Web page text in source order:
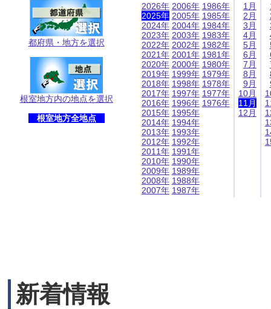
都府県・地方を選択
根室地方内の地点を選択
根室地方全地点
2026年
2025年
2024年
2023年
2022年
2021年
2020年
2019年
2018年
2017年
2016年
2015年
2014年
2013年
2012年
2011年
2010年
2009年
2008年
2007年
2006年
2005年
2004年
2003年
2002年
2001年
2000年
1999年
1998年
1997年
1996年
1995年
1994年
1993年
1992年
1991年
1990年
1989年
1988年
1987年
1986年
1985年
1984年
1983年
1982年
1981年
1980年
1979年
1978年
1977年
1976年
1月
2月
3月
4月
5月
6月
7月
8月
9月
10月
11月
12月
新着情報